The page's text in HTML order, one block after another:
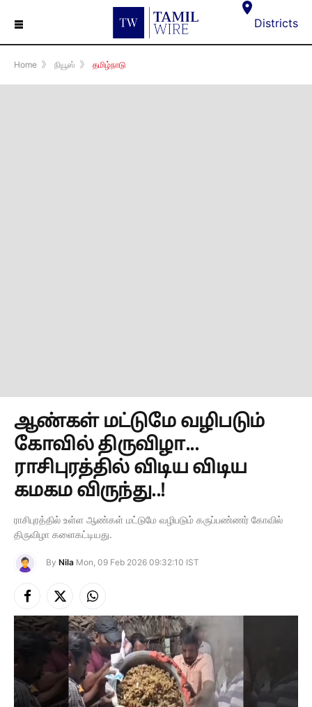
☰ Districts
Home 》 நியூஸ் 》 தமிழ்நாடு
ஆண்கள் மட்டுமே வழிபடும்
கோவில் திருவிழா...
ராசிபுரத்தில் விடிய விடிய
கமகம விருந்து..!
ராசிபுரத்தில் உள்ள ஆண்கள் மட்டுமே வழிபடும் கருப்பண்ணர் கோவில்
திருவிழா களைகட்டியது.
By Nila Mon, 09 Feb 2026 09:32:10 IST
Facebook
X
(Twitter)
Instagram